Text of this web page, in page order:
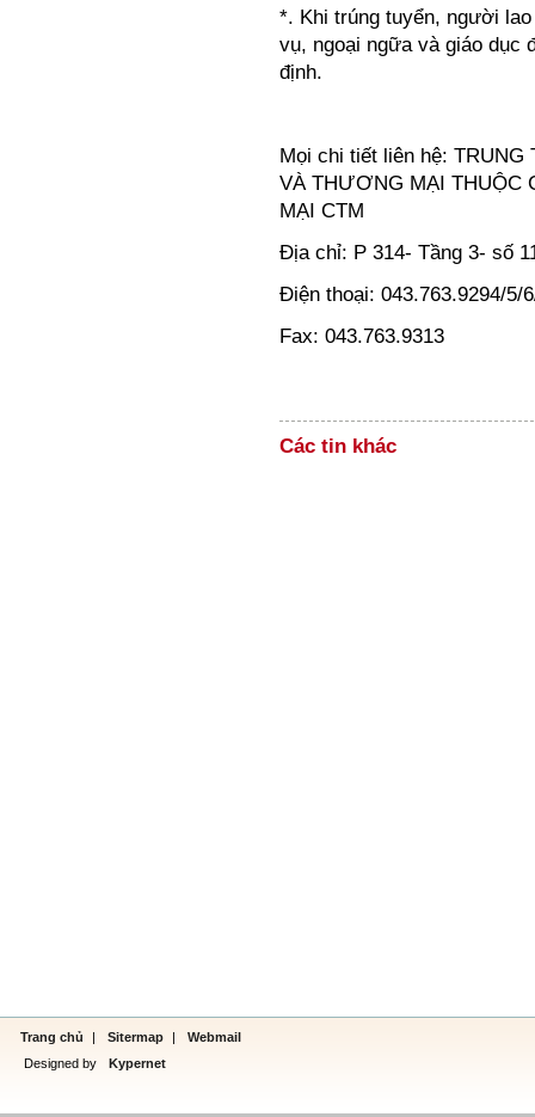
*. Khi trúng tuyển, người
vụ, ngoại ngữa và giáo dục
định.
Mọi chi tiết liên hệ:
VÀ THƯƠNG MẠI THUỘC
MẠI CTM
Địa chỉ: P 314- Tầng 3- số
Điện thoại: 043.763.9294/5/
Fax: 043.763.9313
Các tin khác
Trang chủ | Sitermap |
Webmail
Designed by
Kypernet